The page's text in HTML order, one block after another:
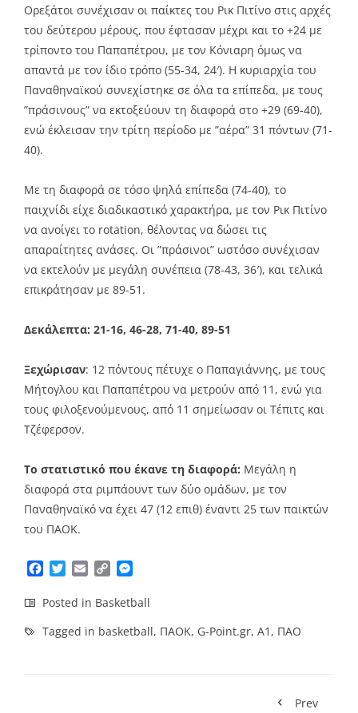
Ορεξάτοι συνέχισαν οι παίκτες του Ρικ Πιτίνο στις αρχές
του δεύτερου μέρους, που έφτασαν μέχρι και το +24 με
τρίποντο του Παπαπέτρου, με τον Κόνιαρη όμως να
απαντά με τον ίδιο τρόπο (55-34, 24′). Η κυριαρχία του
Παναθηναϊκού συνεχίστηκε σε όλα τα επίπεδα, με τους
”πράσινους” να εκτοξεύουν τη διαφορά στο +29 (69-40),
ενώ έκλεισαν την τρίτη περίοδο με ”αέρα” 31 πόντων (71-
40).
Με τη διαφορά σε τόσο ψηλά επίπεδα (74-40), το
παιχνίδι είχε διαδικαστικό χαρακτήρα, με τον Ρικ Πιτίνο
να ανοίγει το rotation, θέλοντας να δώσει τις
απαραίτητες ανάσες. Οι ”πράσινοι” ωστόσο συνέχισαν
να εκτελούν με μεγάλη συνέπεια (78-43, 36′), και τελικά
επικράτησαν με 89-51.
Δεκάλεπτα: 21-16, 46-28, 71-40, 89-51
Ξεχώρισαν: 12 πόντους πέτυχε ο Παπαγιάννης, με τους
Μήτογλου και Παπαπέτρου να μετρούν από 11, ενώ για
τους φιλοξενούμενους, από 11 σημείωσαν οι Τέπιτς και
Τζέφερσον.
Το στατιστικό που έκανε τη διαφορά: Μεγάλη η
διαφορά στα ριμπάουντ των δύο ομάδων, με τον
Παναθηναϊκό να έχει 47 (12 επιθ) έναντι 25 των παικτών
του ΠΑΟΚ.
Facebook
TwitterEmailCopy
Posted in Basketball
Tagged in basketball, ΠΑΟΚ, G-Point.gr, Α1 , ΠΑΟ
Prev